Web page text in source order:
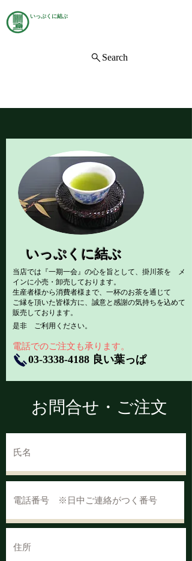
いっぷくに結ぶ
Search
いっぷくに結ぶ
当店では『一期一会』の心を旨として、掛川茶を メ
インに小売・卸売しております。
生産者様から消費者様まで、一杯のお茶を通じて
ご縁を頂いた皆様方に、誠意と感謝の気持ちを込めて
販売しております。
是非 ご利用ください。
​電話でのご注文も承ります。
03-3338-4188 良い葉っぱ
お問合せ・ご注文